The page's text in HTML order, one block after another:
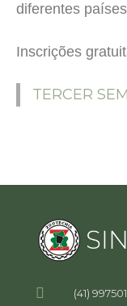
diferentes países
Inscrições
TERCER
(41)